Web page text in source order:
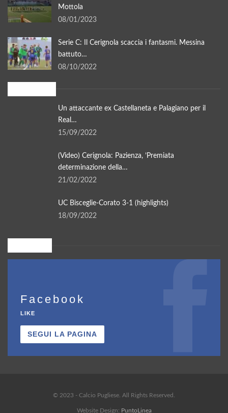
Mottola
08/01/2023
Serie C: Il Cerignola scaccia i fantasmi. Messina
battuto…
08/10/2022
Un attaccante ex Castellaneta e Palagiano per il
Real…
15/09/2022
(Video) Cerignola: Pazienza, ’Premiata
determinazione della…
21/02/2022
UC Bisceglie-Corato 3-1 (highlights)
18/09/2022
Facebook
LIKE
SEGUI LA PAGINA
© 2023 - Calcio Pugliese. All Rights Reserved.
Website Design: PuntoLinea